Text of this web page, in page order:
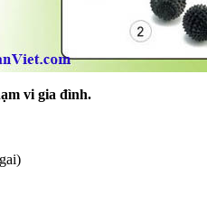
vi gia đình.